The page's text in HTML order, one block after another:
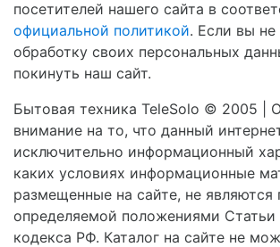
посетителей нашего сайта в
официальной политикой. Если вы не
обработку своих персональных
покинуть наш сайт.
Бытовая техника TeleSolo © 2005 |
внимание на то, что данный
исключительно информационный
каких условиях информационные
размещенные на сайте, не являются
определяемой положениями Статьи
кодекса РФ. Каталог на сайте не